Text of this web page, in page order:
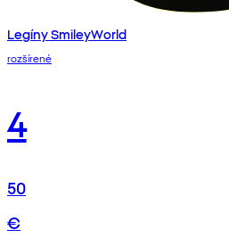
Legíny SmileyWorld
rozšírené
4
50
€